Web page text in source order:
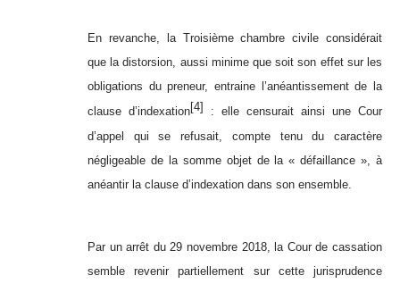
En revanche, la Troisième chambre civile considérait
que la distorsion, aussi minime que soit son effet sur les
obligations du preneur, entraine l’anéantissement de la
clause d’indexation[4]
: elle censurait ainsi une Cour
d’appel qui se refusait, compte tenu du caractère
négligeable de la somme objet de la « défaillance », à
anéantir la clause d’indexation dans son ensemble.
Par un arrêt du 29 novembre 2018, la Cour de cassation
semble revenir partiellement sur cette jurisprudence